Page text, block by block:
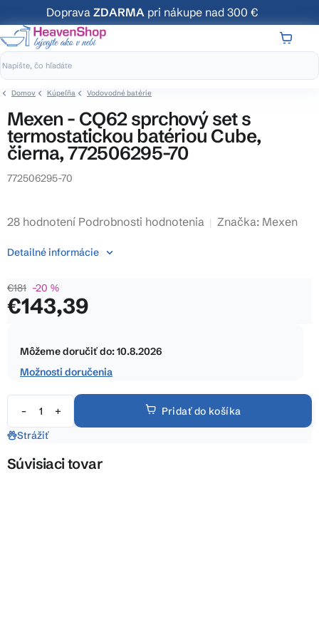
na
obsah
Doprava ZDARMA pri nákupe nad 300 €
Domov Kúpeľňa Vodovodné batérie
Mexen - CQ62 sprchový set s
termostatickou batériou Cube,
čierna, 772506295-70
772506295-70
Priemerné
produktu
3,9
z
28 hodnotení Podrobnosti hodnotenia Značka: Mexen
€181 –20 %
€143,39
cena:
Môžeme doručiť do:10.8.2026
Možnosti doručenia
Pridať do košíka
Detailné informácie
Strážiť
Súvisiaci tovar